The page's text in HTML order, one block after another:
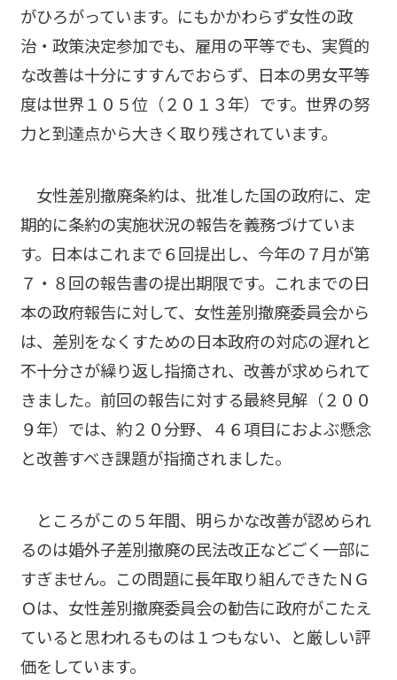
がひろがっています。にもかかわらず女性の政
治・政策決定参加でも、雇用の平等でも、実質的
な改善は十分にすすんでおらず、日本の男女平等
度は世界１０５位（２０１３年）です。世界の努
力と到達点から大きく取り残されています。
女性差別撤廃条約は、批准した国の政府に、定
期的に条約の実施状況の報告を義務づけていま
す。日本はこれまで６回提出し、今年の７月が第
７・８回の報告書の提出期限です。これまでの日
本の政府報告に対して、女性差別撤廃委員会から
は、差別をなくすための日本政府の対応の遅れと
不十分さが繰り返し指摘され、改善が求められて
きました。前回の報告に対する最終見解（２００
９年）では、約２０分野、４６項目におよぶ懸念
と改善すべき課題が指摘されました。
ところがこの５年間、明らかな改善が認められ
るのは婚外子差別撤廃の民法改正などごく一部に
すぎません。この問題に長年取り組んできたＮＧ
Ｏは、女性差別撤廃委員会の勧告に政府がこたえ
ていると思われるものは１つもない、と厳しい評
価をしています。